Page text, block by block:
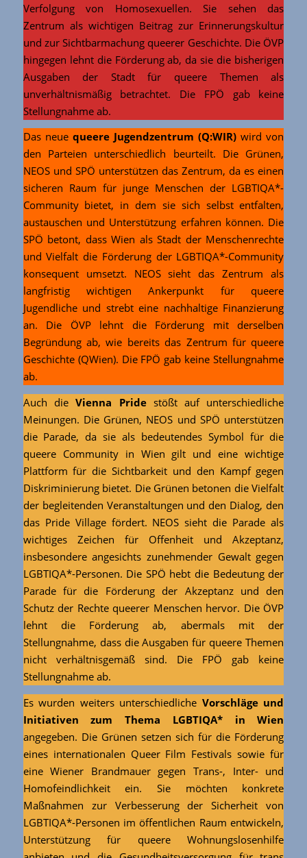
Verfolgung von Homosexuellen. Sie sehen das
Zentrum als wichtigen Beitrag zur Erinnerungskultur
und zur Sichtbarmachung queerer Geschichte. Die ÖVP
hingegen lehnt die Förderung ab, da sie die bisherigen
Ausgaben der Stadt für queere Themen als
unverhältnismäßig betrachtet. Die FPÖ gab keine
Stellungnahme ab.
Das neue queere Jugendzentrum (Q:WIR) wird von
den Parteien unterschiedlich beurteilt. Die Grünen,
NEOS und SPÖ unterstützen das Zentrum, da es einen
sicheren Raum für junge Menschen der LGBTIQA*-
Community bietet, in dem sie sich selbst entfalten,
austauschen und Unterstützung erfahren können. Die
SPÖ betont, dass Wien als Stadt der Menschenrechte
und Vielfalt die Förderung der LGBTIQA*-Community
konsequent umsetzt. NEOS sieht das Zentrum als
langfristig wichtigen Ankerpunkt für queere
Jugendliche und strebt eine nachhaltige Finanzierung
an. Die ÖVP lehnt die Förderung mit derselben
Begründung ab, wie bereits das Zentrum für queere
Geschichte (QWien). Die FPÖ gab keine Stellungnahme
ab.
Auch dieVienna Pride stößt auf unterschiedliche
Meinungen. Die Grünen, NEOS und SPÖ unterstützen
die Parade, da sie als bedeutendes Symbol für die
queere Community in Wien gilt und eine wichtige
Plattform für die Sichtbarkeit und den Kampf gegen
Diskriminierung bietet. Die Grünen betonen die Vielfalt
der begleitenden Veranstaltungen und den Dialog, den
das Pride Village fördert. NEOS sieht die Parade als
wichtiges Zeichen für Offenheit und Akzeptanz,
insbesondere angesichts zunehmender Gewalt gegen
LGBTIQA*-Personen. Die SPÖ hebt die Bedeutung der
Parade für die Förderung der Akzeptanz und den
Schutz der Rechte queerer Menschen hervor. Die ÖVP
lehnt die Förderung ab, abermals mit der
Stellungnahme, dass die Ausgaben für queere Themen
nicht verhältnisgemäß sind. Die FPÖ gab keine
Stellungnahme ab.
Es wurden weiters unterschiedliche Vorschläge und
Initiativen zum Thema LGBTIQA* in Wien
angegeben. Die Grünen setzen sich für die Förderung
eines internationalen Queer Film Festivals sowie für
eine Wiener Brandmauer gegen Trans-, Inter- und
Homofeindlichkeit ein. Sie möchten konkrete
Maßnahmen zur Verbesserung der Sicherheit von
LGBTIQA*-Personen im öffentlichen Raum entwickeln,
Unterstützung für queere Wohnungslosenhilfe